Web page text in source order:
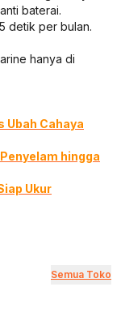
baterai.
detik per bulan.
hanya di
Ubah Cahaya
hingga
Ukur
Semua Toko